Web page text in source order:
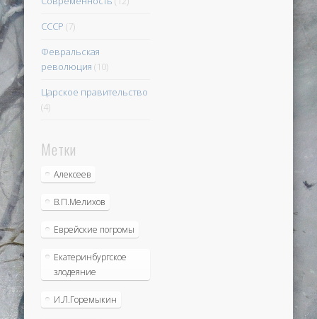
СССР (7)
Февральская
революция (10)
Царское правительство
(4)
Метки
Алексеев
В.П.Мелихов
Еврейские погромы
Екатеринбургское
злодеяние
И.Л.Горемыкин